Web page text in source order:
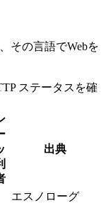
その言語でWebを
ステータスを確
出典
エスノローグ